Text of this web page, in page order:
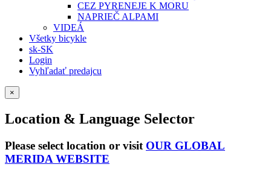
CEZ PYRENEJE K MORU
NAPRIEČ ALPAMI
VIDEÁ
Všetky bicykle
sk-SK
Login
Vyhľadať predajcu
×
Location & Language Selector
Please select location or visit OUR GLOBAL
MERIDA WEBSITE